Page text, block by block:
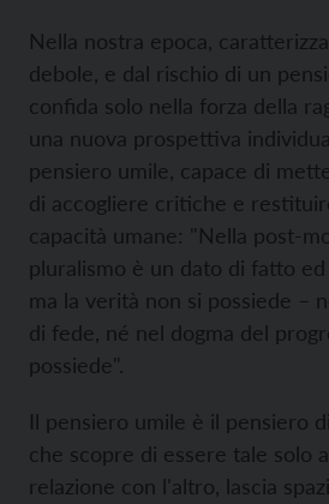
Nella nostra epoca,
debole, e dal rischio di un
confida solo nella forza della
una nuova prospettiva
pensiero umile, capace di
di accogliere critiche e
capacità umane: "Nella post-
pluralismo è un dato di fatto ed
ma la verità non si possiede –
di fede, né nel dogma del
possiede".
Il pensiero umile è il pensiero
che scopre di essere tale solo
relazione con l'altro, lascia